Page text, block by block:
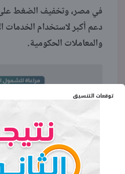
توقعات التنسيق
في مصر، وتخفيف الضغط
دعم أكبر لاستخدام الخدمات
والمعاملات الحكومية.